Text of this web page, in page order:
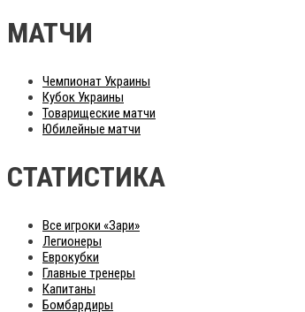
МАТЧИ
Чемпионат Украины
Кубок Украины
Товарищеские матчи
Юбилейные матчи
СТАТИСТИКА
Все игроки «Зари»
Легионеры
Еврокубки
Главные тренеры
Капитаны
Бомбардиры